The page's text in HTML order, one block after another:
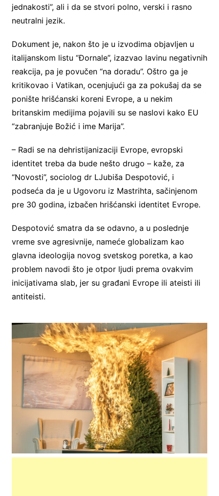
jednakosti”, ali i da se stvori polno, verski i rasno
neutralni jezik.
Dokument je, nakon što je u izvodima objavljen u
italijanskom listu “Đornale”, izazvao lavinu negativnih
reakcija, pa je povučen “na doradu”. Oštro ga je
kritikovao i Vatikan, ocenjujući ga za pokušaj da se
ponište hrišćanski koreni Evrope, a u nekim
britanskim medijima pojavili su se naslovi kako EU
“zabranjuje Božić i ime Marija”.
– Radi se na dehristijanizaciji Evrope, evropski
identitet treba da bude nešto drugo – kaže, za
“Novosti”, sociolog dr LJubiša Despotović, i
podseća da je u Ugovoru iz Mastrihta, sačinjenom
pre 30 godina, izbačen hrišćanski identitet Evrope.
Despotović smatra da se odavno, a u poslednje
vreme sve agresivnije, nameće globalizam kao
glavna ideologija novog svetskog poretka, a kao
problem navodi što je otpor ljudi prema ovakvim
inicijativama slab, jer su građani Evrope ili ateisti ili
antiteisti.